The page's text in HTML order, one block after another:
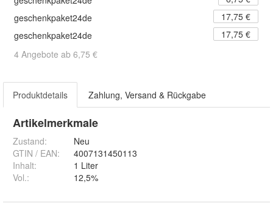
geschenkpaket24de
17,75 €
geschenkpaket24de
17,75 €
4 Angebote ab 6,75 €
Produktdetails Zahlung, Versand & Rückgabe
Artikelmerkmale
Zustand:
Neu
GTIN / EAN:
4007131450113
Inhalt:
1 Liter
Vol.: 12,5%